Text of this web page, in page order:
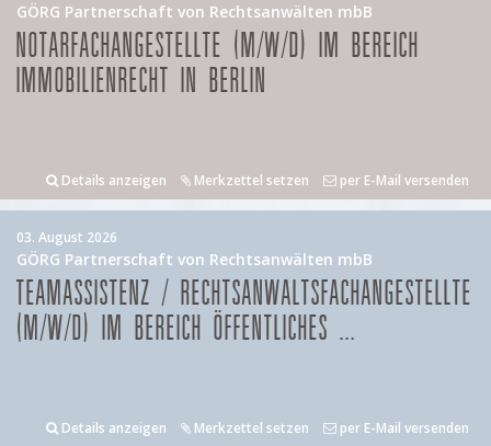
GÖRG Partnerschaft von Rechtsanwälten mbB
NOTARFACHANGESTELLTE (M/W/D) IM BEREICH
IMMOBILIENRECHT IN BERLIN
Details anzeigen Merkzettel setzen per E-Mail versenden
03. August 2026
GÖRG Partnerschaft von Rechtsanwälten mbB
TEAMASSISTENZ / RECHTSANWALTSFACHANGESTELLTE
(M/W/D) IM BEREICH ÖFFENTLICHES ...
Details anzeigen Merkzettel setzen per E-Mail versenden